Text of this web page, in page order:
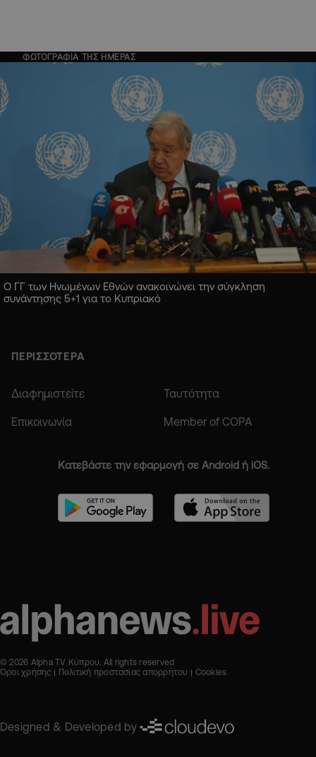
ΦΩΤΟΓΡΑΦΙΑ ΤΗΣ ΗΜΕΡΑΣ
Ο ΓΓ των Ηνωμένων Εθνών ανακοινώνει την σύγκληση
συνάντησης 5+1 για το Κυπριακό
ΠΕΡΙΣΣΟΤΕΡΑ
Διαφημιστείτε Ταυτότητα
Επικοινωνία Member of COPA
Κατεβάστε την εφαρμογή σε Android ή iOS.
© 2026 Alpha TV Κύπρου. All rights reserved
Όροι χρήσης
Πολιτική προστασίας απορρήτου Cookies
Designed & Developed by